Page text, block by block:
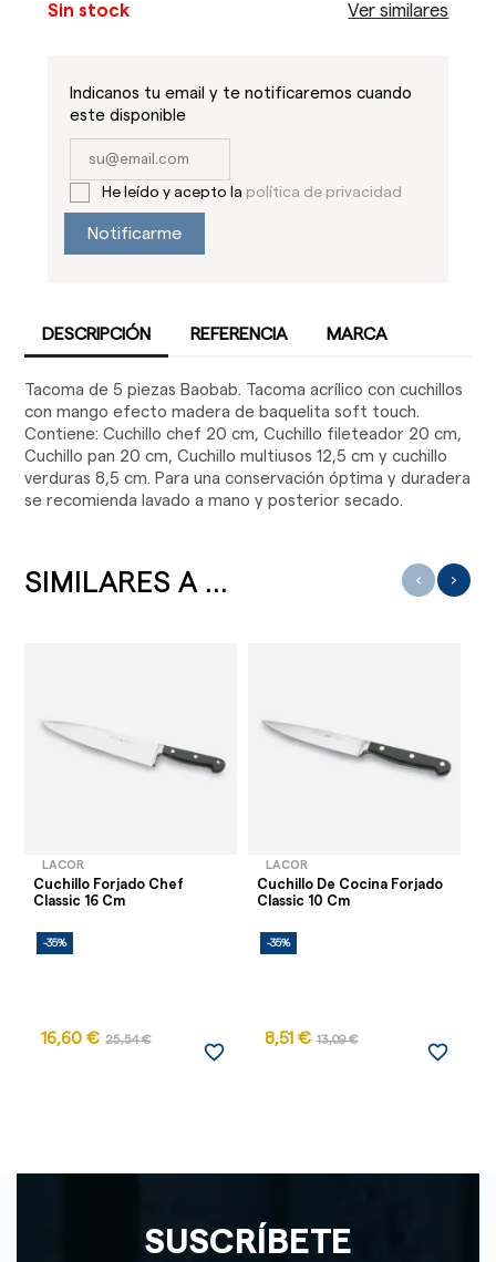
Sin stock Ver similares
Indicanos tu email y te notificaremos cuando
este disponible
He leído y acepto la política de privacidad
Notificarme
DESCRIPCIÓN REFERENCIA MARCA
Tacoma de 5 piezas Baobab. Tacoma acrílico con cuchillos
con mango efecto madera de baquelita soft touch.
Contiene: Cuchillo chef 20 cm, Cuchillo fileteador 20 cm,
Cuchillo pan 20 cm, Cuchillo multiusos 12,5 cm y cuchillo
verduras 8,5 cm. Para una conservación óptima y duradera
se recomienda lavado a mano y posterior secado.
SIMILARES A ...
LACOR
Cuchillo Forjado Chef
Classic 16 Cm
-35%
16,60 € 25,54 €
favorite_border
LACOR
Cuchillo De Cocina Forjado
Classic 10 Cm
-35%
8,51 € 13,09 €
favorite_border
‹ ›
SUSCRÍBETE